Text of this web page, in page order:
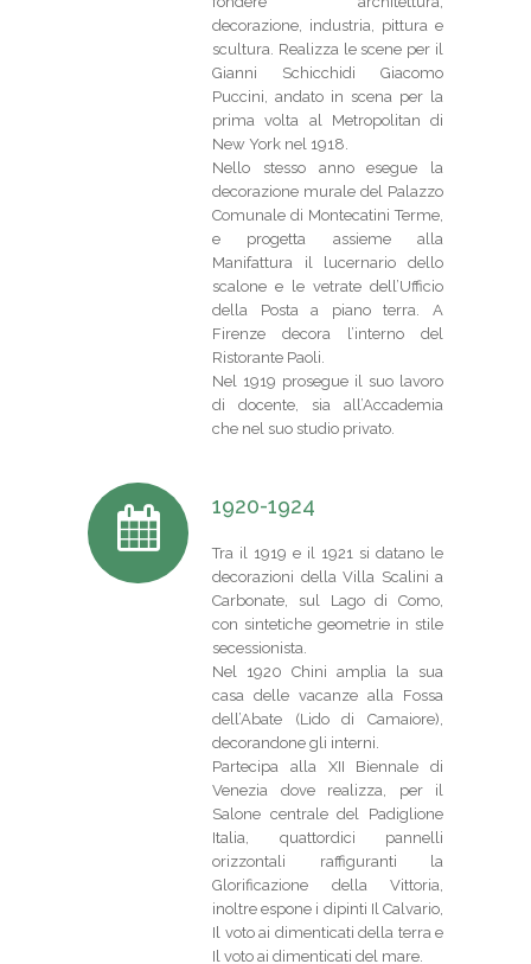
decorazione, industria, pittura e
scultura. Realizza le scene per il
Gianni Schicchidi Giacomo
Puccini, andato in scena per la
prima volta al Metropolitan di
New York nel 1918.
Nello stesso anno esegue la
decorazione murale del Palazzo
Comunale di Montecatini Terme,
e progetta assieme alla
Manifattura il lucernario dello
scalone e le vetrate dell’Ufficio
della Posta a piano terra. A
Firenze decora l’interno del
Ristorante Paoli.
Nel 1919 prosegue il suo lavoro
di docente, sia all’Accademia
che nel suo studio privato.
1920-1924
Tra il 1919 e il 1921 si datano le
decorazioni della Villa Scalini a
Carbonate, sul Lago di Como,
con sintetiche geometrie in stile
secessionista.
Nel 1920 Chini amplia la sua
casa delle vacanze alla Fossa
dell’Abate (Lido di Camaiore),
decorandone gli interni.
Partecipa alla XII Biennale di
Venezia dove realizza, per il
Salone centrale del Padiglione
Italia, quattordici pannelli
orizzontali raffiguranti la
Glorificazione della Vittoria,
inoltre espone i dipinti Il Calvario,
Il voto ai dimenticati della terra e
Il voto ai dimenticati del mare.